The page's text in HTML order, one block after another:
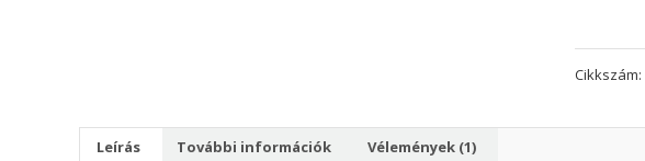
S400CA,
Cikkszám:
Leírás További információk Vélemények (1)